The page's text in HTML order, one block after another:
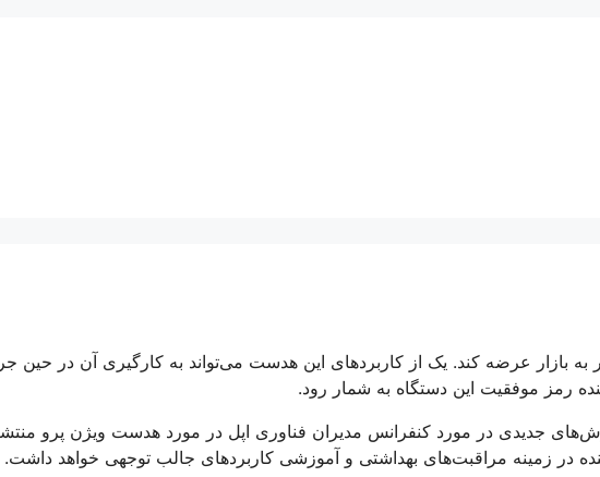
دارد هدست ویژن پرو را با قیمت ۳۵۰۰ دلار به بازار عرضه کند. یک از کاربردهای این هدست می‌تواند به کارگیری آن در
رمز موفقیت این دستگاه به شمار رود.
جدیدی در مورد کنفرانس مدیران فناوری اپل در مورد هدست ویژن پرو
در زمینه مراقبت‌های بهداشتی و آموزشی کاربردهای جالب توجهی خواهد داشت.